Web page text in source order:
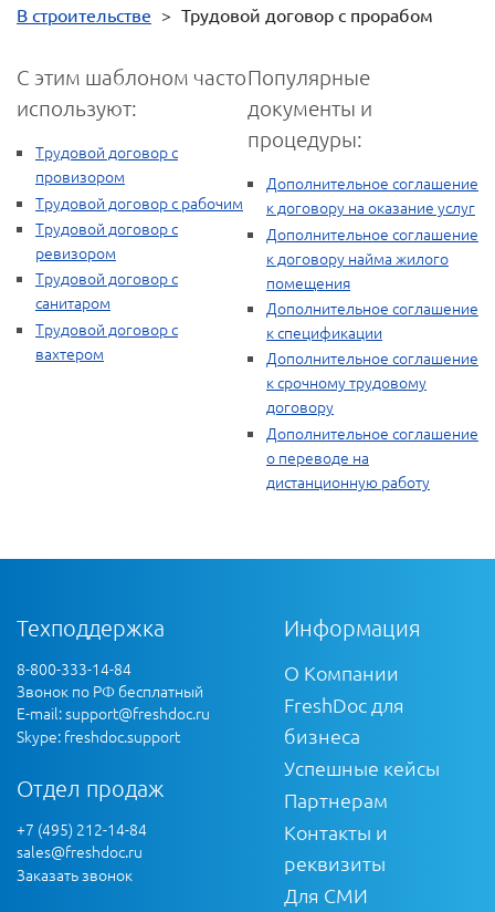
В строительстве > Трудовой договор с прорабом
С этим шаблоном часто
используют:
Трудовой договор с
провизором
Трудовой договор с рабочим
Трудовой договор с
ревизором
Трудовой договор с
санитаром
Трудовой договор с
вахтером
Популярные
документы и
процедуры:
Дополнительное соглашение
к договору на оказание услуг
Дополнительное соглашение
к договору найма жилого
помещения
Дополнительное соглашение
к спецификации
Дополнительное соглашение
к срочному трудовому
договору
Дополнительное соглашение
о переводе на
дистанционную работу
Техподдержка
8-800-333-14-84
Звонок по РФ бесплатный
E-mail:support@freshdoc.ru
Skype: freshdoc.support
Отдел продаж
+7 (495) 212-14-84
sales@freshdoc.ru
Заказать звонок
Информация
О Компании
FreshDoc для
бизнеса
Успешные кейсы
Партнерам
Контакты и
реквизиты
Для СМИ